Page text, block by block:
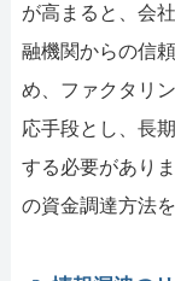
が高まると、会
融機関からの信
め、ファクタリ
応手段とし、長
する必要があり
の資金調達方法